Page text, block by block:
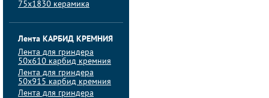
75х1830 керамика
Лента КАРБИД КРЕМНИЯ
Лента для гриндера
50х610 карбид кремния
Лента для гриндера
50х915 карбид кремния
Лента для гриндера